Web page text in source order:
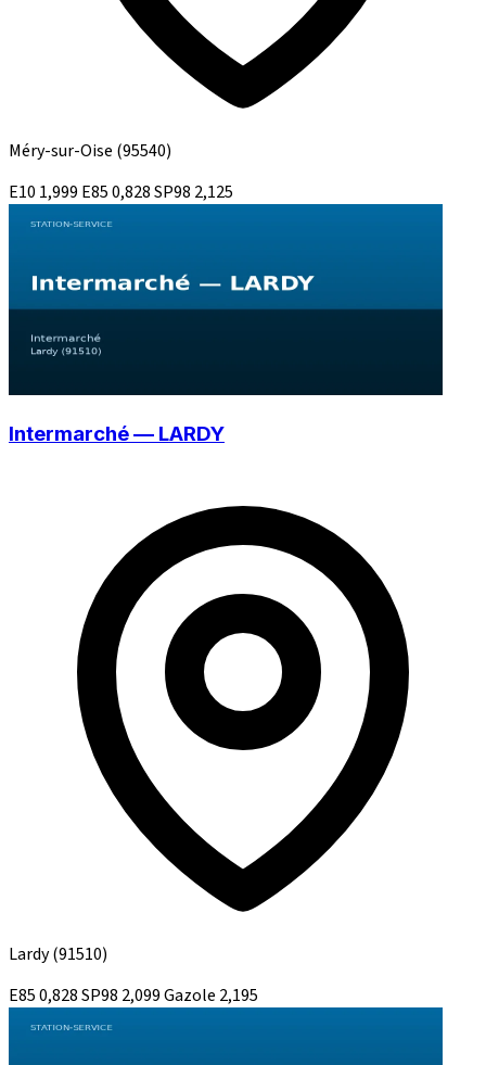
Méry-sur-Oise (95540)
E10 1,999 E850,828SP98 2,125
Intermarché — LARDY
Lardy(91510)
E850,828SP98 2,099Gazole 2,195